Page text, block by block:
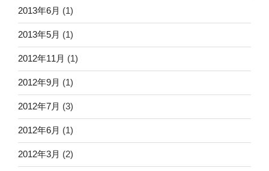
2013年6月 (1)
2013年5月 (1)
2012年11月 (1)
2012年9月 (1)
2012年7月 (3)
2012年6月 (1)
2012年3月 (2)